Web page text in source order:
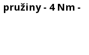
- 4 Nm -